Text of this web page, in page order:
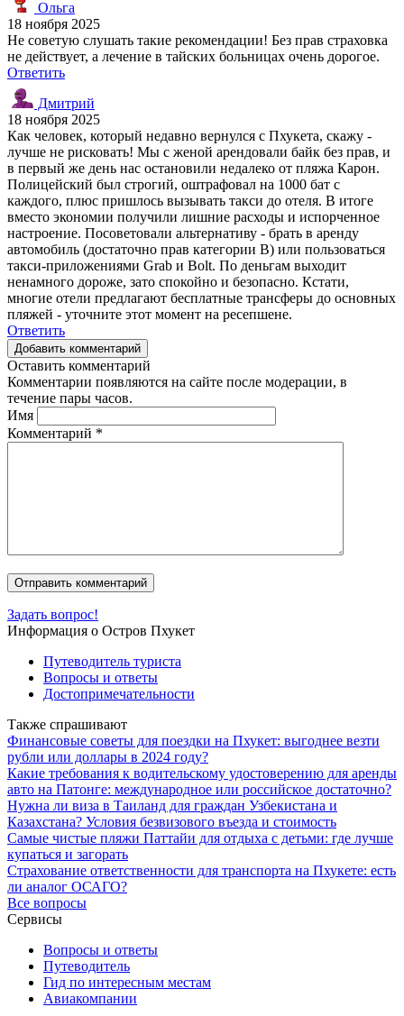
Ольга
18 ноября 2025
Не советую слушать такие рекомендации! Без прав страховка
не действует, а лечение в тайских больницах очень дорогое.
Ответить
Дмитрий
18 ноября 2025
Как человек, который недавно вернулся с Пхукета, скажу -
лучше не рисковать! Мы с женой арендовали байк без прав, и
в первый же день нас остановили недалеко от пляжа Карон.
Полицейский был строгий, оштрафовал на 1000 бат с
каждого, плюс пришлось вызывать такси до отеля. В итоге
вместо экономии получили лишние расходы и испорченное
настроение. Посоветовали альтернативу - брать в аренду
автомобиль (достаточно прав категории B) или пользоваться
такси-приложениями Grab и Bolt. По деньгам выходит
ненамного дороже, зато спокойно и безопасно. Кстати,
многие отели предлагают бесплатные трансферы до основных
пляжей - уточните этот момент на ресепшене.
Ответить
Добавить комментарий
Оставить комментарий
Комментарии появляются на сайте после модерации, в
течение пары часов.
Имя
Комментарий *
Задать вопрос!
Информация о Остров Пхукет
Путеводитель туриста
Вопросы и ответы
Достопримечательности
Также спрашивают
Финансовые советы для поездки на Пхукет: выгоднее везти
рубли или доллары в 2024 году?
Какие требования к водительскому удостоверению для аренды
авто на Патонге: международное или российское достаточно?
Нужна ли виза в Таиланд для граждан Узбекистана и
Казахстана? Условия безвизового въезда и стоимость
Самые чистые пляжи Паттайи для отдыха с детьми: где лучше
купаться и загорать
Страхование ответственности для транспорта на Пхукете: есть
ли аналог ОСАГО?
Все вопросы
Сервисы
Вопросы и ответы
Путеводитель
Гид по интересным местам
Авиакомпании